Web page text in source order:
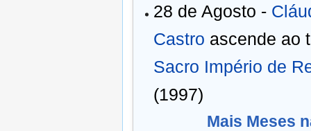
28 de Agosto -
Castro ascende ao
Sacro Império de
(1997)
Mais Meses